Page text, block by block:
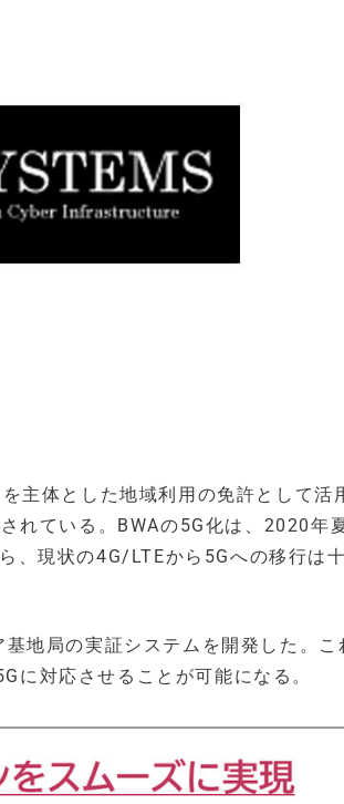
主体とした地域利用の免許として活
れている。BWAの5G化は、2020年
、現状の4G/LTEから5Gへの移行は
地局の実証システムを開発した。こ
に対応させることが可能になる。